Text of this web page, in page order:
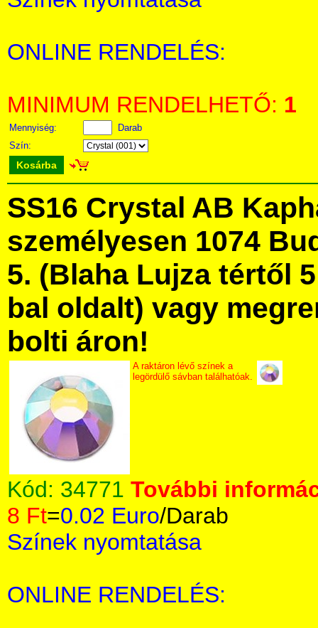
ONLINE RENDELÉS:
MINIMUM RENDELHETŐ: 1
Mennyiség:
Darab
Szín:
Kosárba
SS16 Crystal AB
személyesen 1074
5. (Blaha Lujza tértől
bal oldalt) vagy
bolti áron!
A raktáron lévő színek a
legördülő sávban találhatóak.
Kód: 34771 További
8 Ft=0.02 Euro/Darab
Színek nyomtatása
ONLINE RENDELÉS: